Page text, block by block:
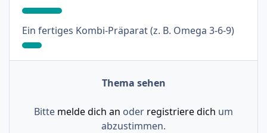
Ein fertiges Kombi-Präparat (z. B. Omega 3-6-9): 9%
Thema sehen
Bitte melde dich an oder registriere dich um
abzustimmen.